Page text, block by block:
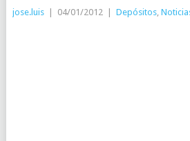
jose.luis 04/01/2012 Depósitos,